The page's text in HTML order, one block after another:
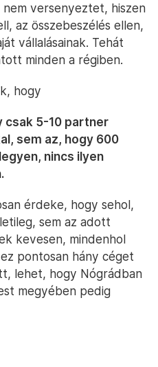
versenyeztet, hiszen
az összebeszélés ellen,
vállalásainak. Tehát
minden a régiben.
hogy
csak 5-10 partner
sem az, hogy 600
nincs ilyen
érdeke, hogy sehol,
sem az adott
kevesen, mindenhol
pontosan hány céget
lehet, hogy Nógrádban
megyében pedig